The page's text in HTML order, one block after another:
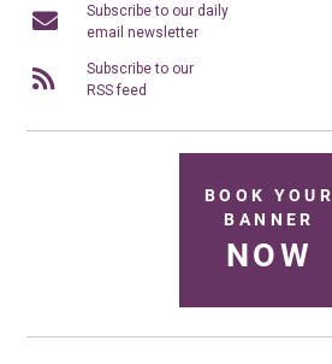
Subscribe to our daily
email newsletter
Subscribe to our
RSS feed
BOOK YOUR
BANNER
NOW